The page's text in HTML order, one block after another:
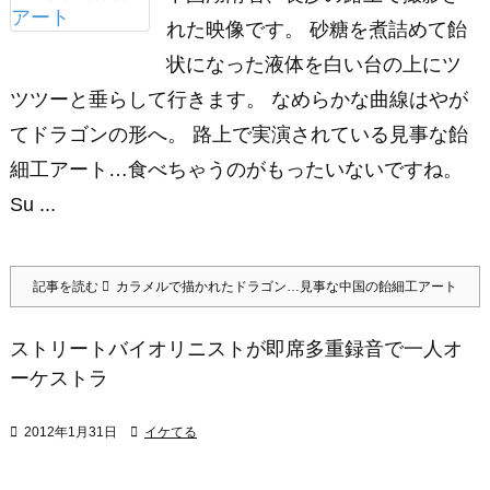
れた映像です。 砂糖を煮詰めて飴
状になった液体を白い台の上にツ
ツツーと垂らして行きます。 なめらかな曲線はやが
てドラゴンの形へ。 路上で実演されている見事な飴
細工アート…食べちゃうのがもったいないですね。
Su ...
記事を読む カラメルで描かれたドラゴン…見事な中国の飴細工アート
ストリートバイオリニストが即席多重録音で一人オ
ーケストラ
 2012年1月31日  イケてる